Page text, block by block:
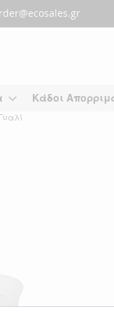
Κάδοι